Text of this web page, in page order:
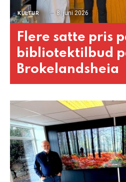
KULTUR 8. juni 2026
Flere satte pris
bibliotektilbud
Brokelandsheia